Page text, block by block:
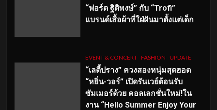
“ฟอร์ด ฐิติพงษ์” กับ “Trofi”
แบรนด์เสื้อผ้าที่ใฝ่ฝันมาตั้งแต่เด็ก
EVENT & CONCERT FASHION UPDATE
“เลดี้ปราง” ควงสองหนุ่มสุดฮอต
“หยิ่น-วอร์” เปิดรันเวย์ต้อนรับ
ซัมเมอร์ด้วย คอลเลกชั่นใหม่!ใน
งาน “Hello Summer Enjoy Your